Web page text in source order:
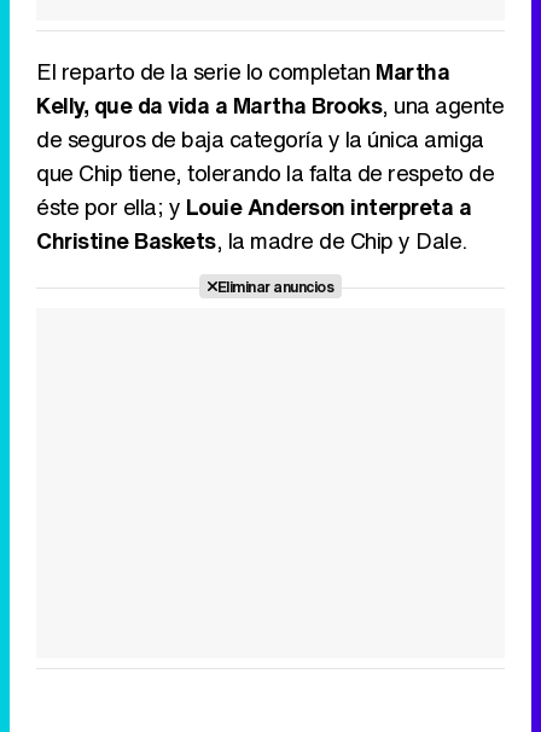
El reparto de la serie lo completan Martha
Kelly, que da vida a Martha Brooks, una agente
de seguros de baja categoría y la única amiga
que Chip tiene, tolerando la falta de respeto de
éste por ella; y Louie Anderson interpreta a
Christine Baskets, la madre de Chip y Dale.
Eliminar anuncios